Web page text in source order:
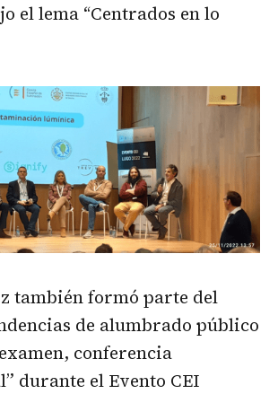
el lema “Centrados en lo
también formó parte del
de alumbrado público
conferencia
durante el Evento CEI